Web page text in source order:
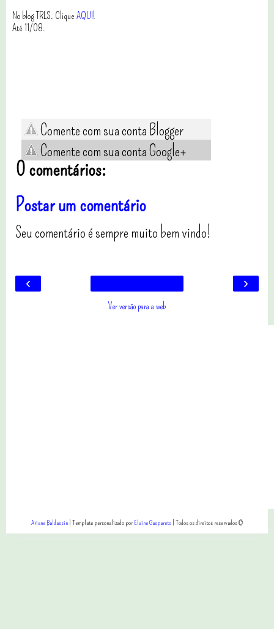
No blog TRLS. Clique AQUI!
Até 11/08.
Comente com sua conta Blogger
Comente com sua conta Google+
0 comentários:
Postar um comentário
Seu comentário é sempre muito bem vindo!
‹ ›
Ver versão para a web
Ariane Baldassin| Template personalizado porElaine Gaspareto| Todos os direitos reservados ©